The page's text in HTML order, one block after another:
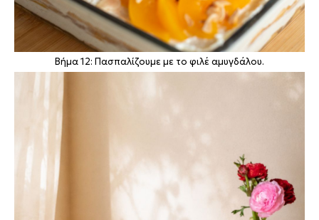
Βήμα 12: Πασπαλίζουμε με το φιλέ αμυγδάλου.